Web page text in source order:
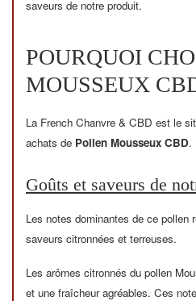
saveurs de notre produit.
POURQUOI
MOUSSEUX
La French Chanvre & CBD est le
achats de Pollen Mousseux CBD.
Goûts et saveurs de
Les notes dominantes de ce pollen
saveurs citronnées et terreuses.
Les arômes citronnés du pollen
et une fraîcheur agréables. Ces